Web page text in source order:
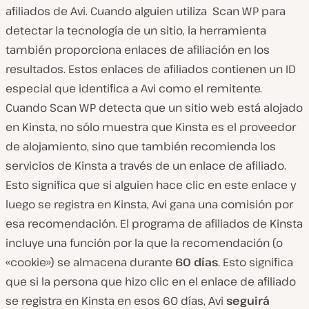
afiliados de Avi. Cuando alguien utiliza Scan WP para
detectar la tecnología de un sitio, la herramienta
también proporciona enlaces de afiliación en los
resultados. Estos enlaces de afiliados contienen un ID
especial que identifica a Avi como el remitente.
Cuando Scan WP detecta que un sitio web está alojado
en Kinsta, no sólo muestra que Kinsta es el proveedor
de alojamiento, sino que también recomienda los
servicios de Kinsta a través de un enlace de afiliado.
Esto significa que si alguien hace clic en este enlace y
luego se registra en Kinsta, Avi gana una comisión por
esa recomendación. El programa de afiliados de Kinsta
incluye una función por la que la recomendación (o
«cookie») se almacena durante 60 días. Esto significa
que si la persona que hizo clic en el enlace de afiliado
se registra en Kinsta en esos 60 días, Avi seguirá